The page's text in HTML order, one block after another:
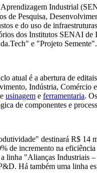
Industrial
de Pesquisa,
e do uso de
dos Institutos SENAI
e "Projeto Semente".
atual é a abertura de
Indústria, Comércio
usinagem e ferramentaria.
de componentes e
destinará R$ 14
de incremento na
linha "Alianças Industriais
Há também uma linha